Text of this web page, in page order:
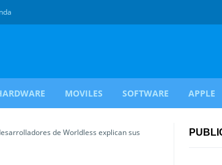
MOVILES SOFTWARE APPLE
de Worldless explican sus